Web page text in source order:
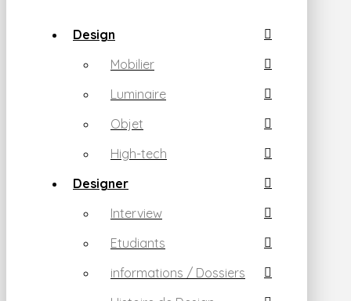
Design
Mobilier
Luminaire
Objet
High-tech
Designer
Interview
Etudiants
informations / Dossiers